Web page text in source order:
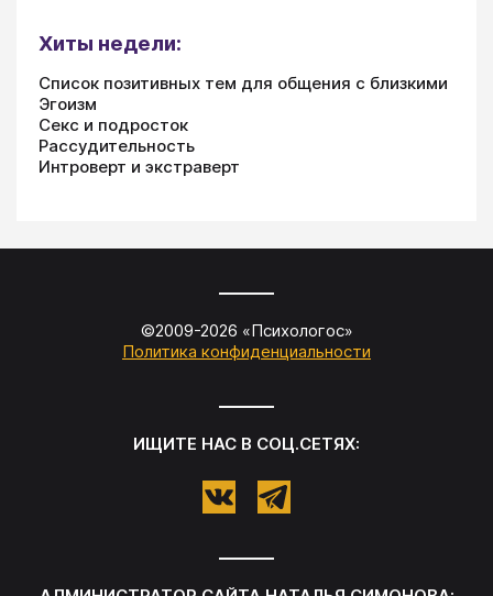
Хиты недели:
Список позитивных тем для общения с близкими
Эгоизм
Секс и подросток
Рассудительность
Интроверт и экстраверт
©2009-2026 «Психологос»
Политика конфиденциальности
ИЩИТЕ НАС В СОЦ.СЕТЯХ: